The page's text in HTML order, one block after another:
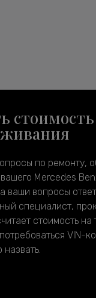
по ремонту,
Mercedes
ваши вопросы
специалист,
стоимость на
VIN-
назвать.